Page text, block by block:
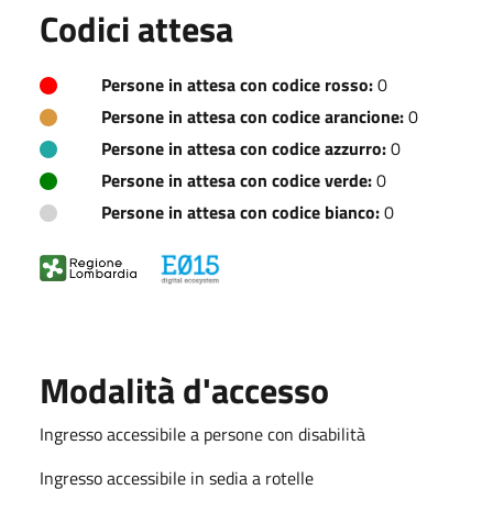
Codici attesa
Persone in attesa con codice rosso:0
Persone in attesa con codice arancione:0
Persone in attesa con codice azzurro:0
Persone in attesa con codice verde:0
Persone in attesa con codice bianco:0
Modalità d'accesso
Ingresso accessibile a persone con disabilità
Ingresso accessibile in sedia a rotelle